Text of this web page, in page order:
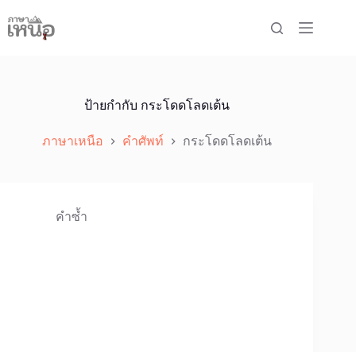
to
content
ป้ายกำกับ กระโดดโลดเต้น
ภาษาเหนือ คำศัพท์ กระโดดโลดเต้น
คำซ้ำ